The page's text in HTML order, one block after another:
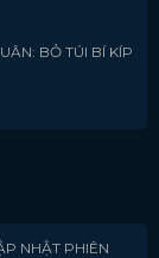
BỎ TÚI BÍ KÍP
NHẬT PHIÊN